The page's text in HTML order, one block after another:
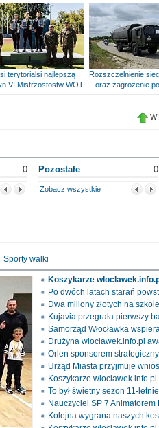
terytorialsi najlepszą
VI Mistrzostostw WOT
Rozszczelnienie
oraz zagrożenie
0 Pozostałe 0
Zobacz wszystkie
Sporty walki
Koszykarze
Po dwóch latach starań
Dwa miliony złotych na
Kujavia przegrała pierwszy
Samorząd Włocławka
Drużyna wloclawek.info.pl
opinie
Orlen sponsorem
Urząd Miasta przyjmuje
Koszykarze
To był świetny sezon 11-
Nauczyciel SP 7
opinie
Kolejna wygrana naszych